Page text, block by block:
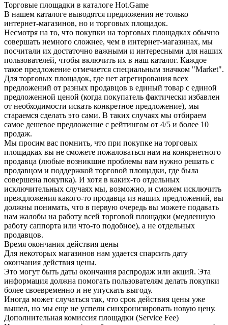
Торговые площадки в каталоге Hot.Game
В нашем каталоге выводятся предложения не только
интернет-магазинов, но и торговых площадок.
Несмотря на то, что покупки на торговых площадках обычно
совершать немного сложнее, чем в интернет-магазинах, мы
посчитали их достаточно важными и интересными для наших
пользователей, чтобы включить их в наш каталог. Каждое
такое предложение отмечается специальным значком "Market".
Для торговых площадок, где нет агрегирования всех
предложений от разных продавцов в единый товар с единой
предложенной ценой (когда покупатель фактически избавлен
от необходимости искать конкретное предложение), мы
стараемся сделать это сами. В таких случаях мы отбираем
самое дешевое предложение с рейтингом от 4/5 и более 10
продаж.
Мы просим вас помнить, что при покупке на торговых
площадках вы не сможете пожаловаться нам на конкрнетного
продавца (любые возникшие проблемы вам нужно решать с
продавцом и поддержкой торговой площадки, где была
совершена покупка). И хотя в каких-то отдельных
исключительных случаях мы, возможно, и сможем исключить
преждложения какого-то продавца из наших предложений, вы
должны понимать, что в первую очередь вы можете подавать
нам жалобы на работу всей торговой площадки (медленную
работу саппорта или что-то подобное), а не отдельных
продавцов.
Время окончания действия цены
Для некоторых магазинов нам удается спарсить дату
окончания действия цены.
Это могут быть даты окончания распродаж или акций. Эта
информация должна помогать пользователям делать покупки
более своевременно и не упускать выгоду.
Иногда может случаться так, что срок действия цены уже
вышел, но мы еще не успели синхронизировать новую цену.
Дополнительная комиссия площадки (Service Fee)